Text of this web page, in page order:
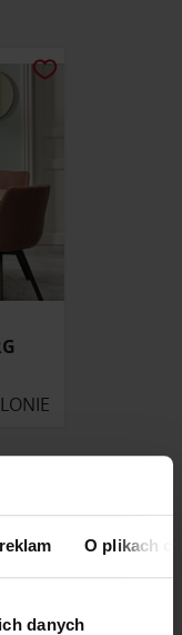
O plikach
danych